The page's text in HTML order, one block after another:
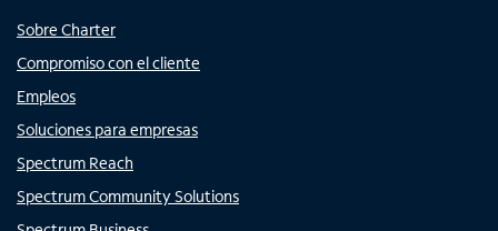
Sobre Charter
Compromiso con el cliente
Empleos
Soluciones para empresas
Spectrum Reach
Spectrum Community Solutions